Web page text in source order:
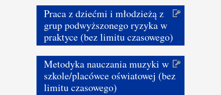
Praca z dziećmi i młodzieżą z
grup podwyższonego ryzyka w
praktyce (bez limitu czasowego)
Metodyka nauczania muzyki w
szkole/placówce oświatowej (bez
limitu czasowego)